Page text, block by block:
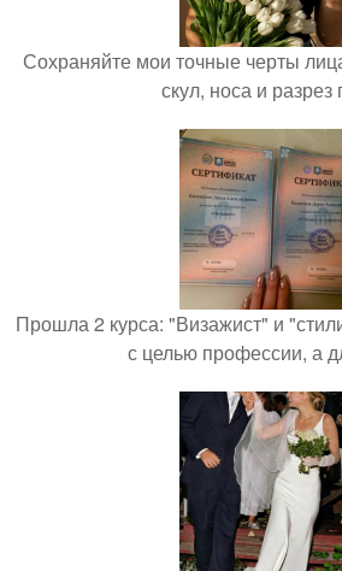
Сохраняйте мои точные черты
скул, носа и разрез
Прошла 2 курса: "Визажист" и
с целью профессии, а